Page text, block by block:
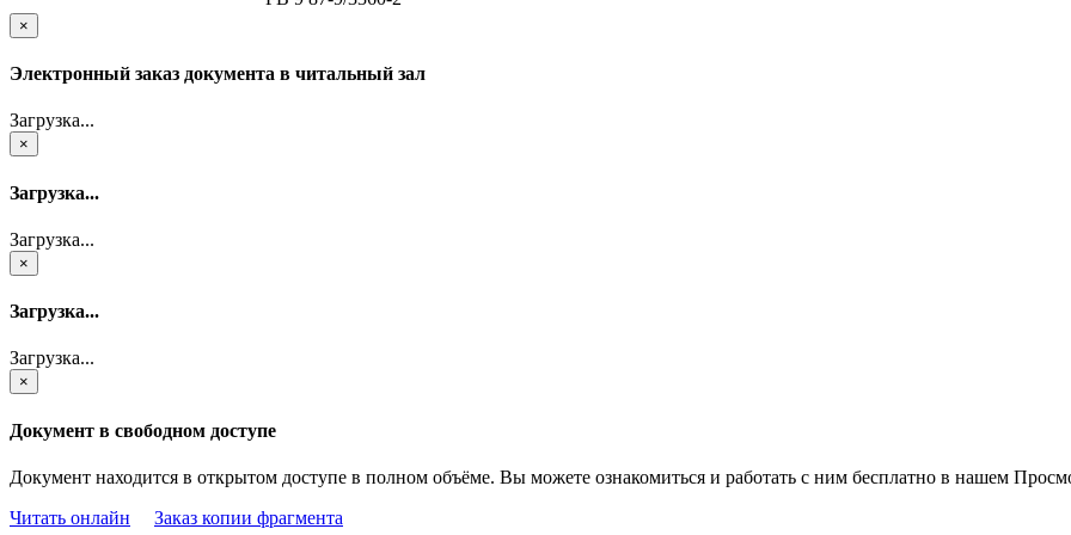
×
Электронный заказ документа в читальный зал
Загрузка...
×
Загрузка...
Загрузка...
×
Загрузка...
Загрузка...
×
Документ в свободном доступе
Документ находится в открытом доступе в полном объёме. Вы можете ознакомиться и работать с ним бесплатно в нашем
Читать онлайн
Заказ копии фрагмента